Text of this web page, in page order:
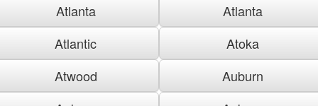
Atlanta
Atlanta
Atlantic
Atoka
Atwood
Auburn